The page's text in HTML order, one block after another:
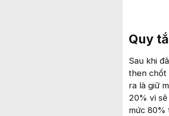
Quy
Sau khi
then chốt
ra là giữ
20% vì
mức 80%